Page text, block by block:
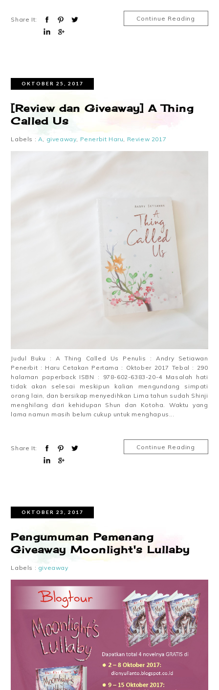
Share It: Continue Reading
OKTOBER 25, 2017
[Review dan Giveaway] A Thing
Called Us
Labels : A, giveaway, Penerbit Haru, Review 2017
Judul Buku : A Thing Called Us Penulis : Andry Setiawan
Penerbit : Haru Cetakan Pertama : Oktober 2017 Tebal : 290
halaman paperback ISBN : 978-602-6383-20-4 Masalah hati
tidak akan selesai meskipun kalian mengundang simpati
orang lain, dan bersikap menyedihkan Lima tahun sudah Shinji
menghilang dari kehidupan Shun dan Kotoha. Waktu yang
lama namun masih belum cukup untuk menghapus...
Share It: Continue Reading
OKTOBER 23, 2017
Pengumuman Pemenang
Giveaway Moonlight's Lullaby
Labels : giveaway